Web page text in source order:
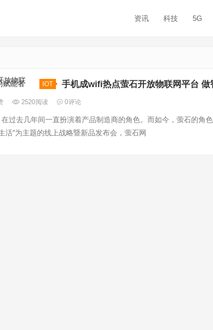
资讯 科技 5G
IOT 手机成wifi热点萤石开放物联网平台 做
2520阅读 0评论
过去几年间一直扮演着产品制造商的角色。而如今，萤石的角
活”为主题的线上战略暨新品发布会，萤石网